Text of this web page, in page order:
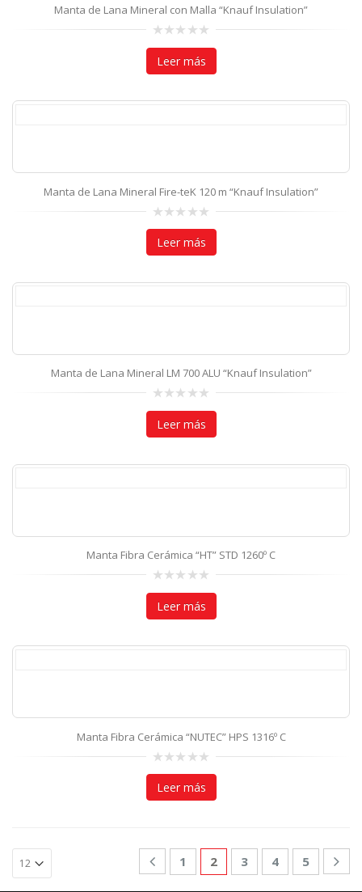
Manta de Lana Mineral con Malla “Knauf Insulation”
0
out
5
Leer más
Manta de Lana Mineral Fire-teK 120 m “Knauf Insulation”
0
out
5
Leer más
Manta de Lana Mineral LM 700 ALU “Knauf Insulation”
0
out
5
Leer más
Manta Fibra Cerámica “HT” STD 1260º C
0
out
5
Leer más
Manta Fibra Cerámica “NUTEC” HPS 1316º C
0
out
5
Leer más
1 2 3 4 5